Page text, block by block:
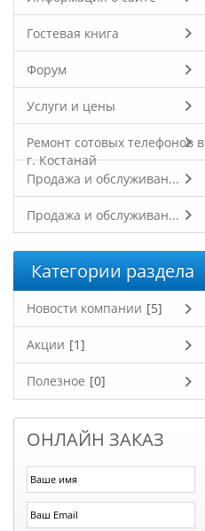
Гостевая книга
Форум
Услуги и цены
Ремонт сотовых телефонов в
г. Костанай
Продажа и обслуживан...
Продажа и обслуживан...
Категории раздела
Новости компании [5]
Акции [1]
Полезное [0]
ОНЛАЙН ЗАКАЗ